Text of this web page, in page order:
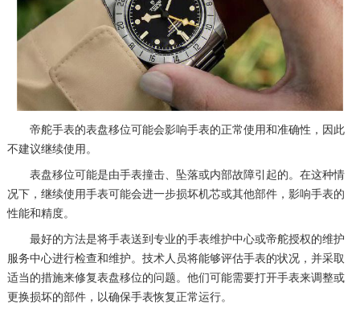
帝舵手表的表盘移位可能会影响手表的正常使用和准确性，因此
不建议继续使用。
表盘移位可能是由手表撞击、坠落或内部故障引起的。在这种情
况下，继续使用手表可能会进一步损坏机芯或其他部件，影响手表的
性能和精度。
最好的方法是将手表送到专业的手表维护中心或帝舵授权的维护
服务中心进行检查和维护。技术人员将能够评估手表的状况，并采取
适当的措施来修复表盘移位的问题。他们可能需要打开手表来调整或
更换损坏的部件，以确保手表恢复正常运行。